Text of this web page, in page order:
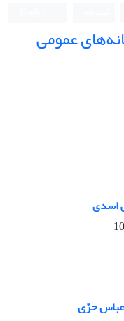
عمومی
اسدی
عباس حرّی